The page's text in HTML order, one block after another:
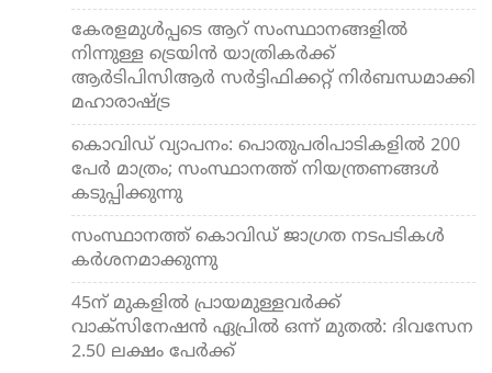
കേരളമുള്‍പ്പടെ ആറ് സംസ്ഥാനങ്ങളില്‍
നിന്നുള്ള ട്രെയിന്‍ യാത്രികര്‍ക്ക്
ആര്‍ടിപിസിആര്‍ സര്‍ട്ടിഫിക്കറ്റ് നിര്‍ബന്ധമാക്കി
മഹാരാഷ്ട്ര
കൊവിഡ് വ്യാപനം: പൊതുപരിപാടികളില്‍ 200
പേര്‍ മാത്രം; സംസ്ഥാനത്ത് നിയന്ത്രണങ്ങള്‍
കടുപ്പിക്കുന്നു
സംസ്ഥാനത്ത് കൊവിഡ് ജാഗ്രത നടപടികള്‍
കര്‍ശനമാക്കുന്നു
45ന് മുകളില്‍ പ്രായമുള്ളവര്‍ക്ക്
വാക്‌സിനേഷന്‍ ഏപ്രില്‍ ഒന്ന് മുതല്‍: ദിവസേന
2.50 ലക്ഷം പേര്‍ക്ക്